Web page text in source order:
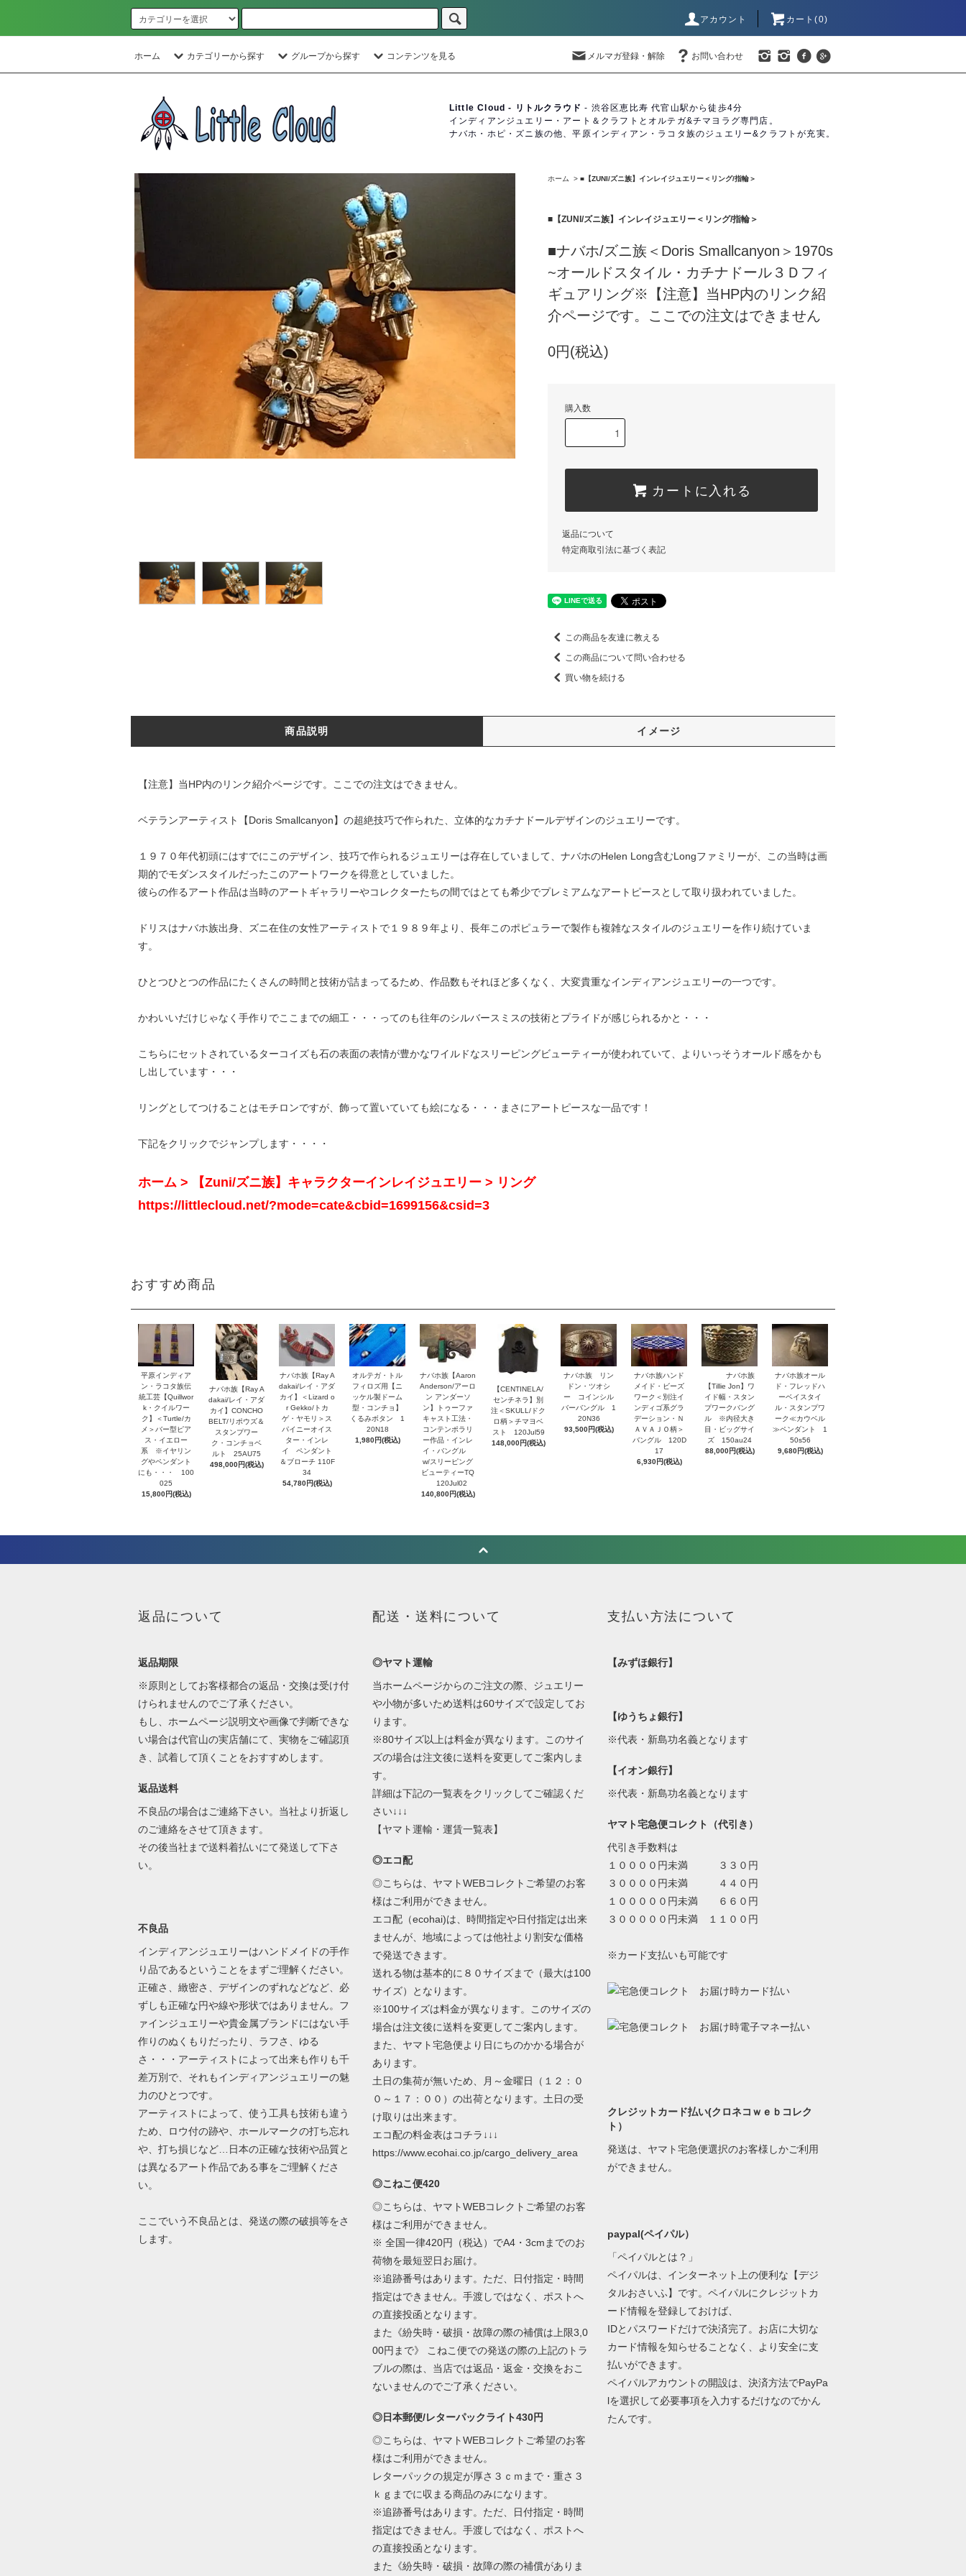
アカウント カート(0)
ホーム カテゴリーから探す グループから探す コンテンツを見る メルマガ登録・解除 お問い合わせ
Little Cloud - リトルクラウド - 渋谷区恵比寿 代官山駅から徒歩4分
インディアンジュエリー・アート＆クラフトとオルテガ&チマヨラグ専門店。
ナバホ・ホピ・ズニ族の他、平原インディアン・ラコタ族のジュエリー&クラフトが充実。
ホーム > ■【ZUNI/ズニ族】インレイジュエリー＜リング/指輪＞
■【ZUNI/ズニ族】インレイジュエリー＜リング/指輪＞
■ナバホ/ズニ族＜Doris Smallcanyon＞1970s
~オールドスタイル・カチナドール３Ｄフィ
ギュアリング※【注意】当HP内のリンク紹
介ページです。ここでの注文はできません
0円(税込)
購入数
カートに入れる
返品について
特定商取引法に基づく表記
この商品を友達に教える
この商品について問い合わせる
買い物を続ける
商品説明 イメージ
【注意】当HP内のリンク紹介ページです。ここでの注文はできません。
ベテランアーティスト【Doris Smallcanyon】の超絶技巧で作られた、立体的なカチナドールデザインのジュエリーです。
１９７０年代初頭にはすでにこのデザイン、技巧で作られるジュエリーは存在していまして、ナバホのHelen Long含むLongファミリーが、この当時は画
期的でモダンスタイルだったこのアートワークを得意としていました。
彼らの作るアート作品は当時のアートギャラリーやコレクターたちの間ではとても希少でプレミアムなアートピースとして取り扱われていました。
ドリスはナバホ族出身、ズニ在住の女性アーティストで１９８９年より、長年このポピュラーで製作も複雑なスタイルのジュエリーを作り続けていま
す。
ひとつひとつの作品にたくさんの時間と技術が詰まってるため、作品数もそれほど多くなく、大変貴重なインディアンジュエリーの一つです。
かわいいだけじゃなく手作りでここまでの細工・・・ってのも往年のシルバースミスの技術とプライドが感じられるかと・・・
こちらにセットされているターコイズも石の表面の表情が豊かなワイルドなスリーピングビューティーが使われていて、よりいっそうオールド感をかも
し出しています・・・
リングとしてつけることはモチロンですが、飾って置いていても絵になる・・・まさにアートピースな一品です！
下記をクリックでジャンプします・・・・
ホーム > 【Zuni/ズニ族】キャラクターインレイジュエリー > リング
https://littlecloud.net/?mode=cate&cbid=1699156&csid=3
おすすめ商品
平原インディア
ン・ラコタ族伝
統工芸【Quillwor
k・クイルワー
ク】＜Turtle/カ
メ＞バー型ピア
ス・イエロー
系 ※イヤリン
グやペンダント
にも・・・ 100
025
15,800円(税込)
ナバホ族【Ray A
dakai/レイ・アダ
カイ】CONCHO
BELT/リポウズ＆
スタンプワー
ク・コンチョベ
ルト 25AU75
498,000円(税込)
ナバホ族【Ray A
dakai/レイ・アダ
カイ】＜Lizard o
r Gekko/トカ
ゲ・ヤモリ＞ス
パイニーオイス
ター・インレ
イ ペンダント
＆ブローチ 110F
34
54,780円(税込)
オルテガ・トル
フィロズ用【ニ
ッケル製ドーム
型・コンチョ】
くるみボタン 1
20N18
1,980円(税込)
ナバホ族【Aaron
Anderson/アーロ
ン アンダーソ
ン】トゥーファ
キャスト工法・
コンテンポラリ
ー作品・インレ
イ・バングル
w/スリーピング
ビューティーTQ
120Jul02
140,800円(税込)
【CENTINELA/
センチネラ】別
注＜SKULL/ドク
ロ柄＞チマヨベ
スト 120Jul59
148,000円(税込)
ナバホ族 リン
ドン・ツオシ
ー コインシル
バーバングル 1
20N36
93,500円(税込)
ナバホ族ハンド
メイド・ビーズ
ワーク＜別注イ
ンディゴ系グラ
デーション・Ｎ
ＡＶＡＪＯ柄＞
バングル 120D
17
6,930円(税込)
ナバホ族
【Tillie Jon】ワ
イド幅・スタン
プワークバング
ル ※内径大き
目・ビッグサイ
ズ 150au24
88,000円(税込)
ナバホ族オール
ド・フレッドハ
ーベイスタイ
ル・スタンプワ
ーク≪カウベル
≫ペンダント 1
50s56
9,680円(税込)
返品について
返品期限
※原則としてお客様都合の返品・交換は受け付
けられませんのでご了承ください。
もし、ホームページ説明文や画像で判断できな
い場合は代官山の実店舗にて、実物をご確認頂
き、試着して頂くことをおすすめします。
返品送料
不良品の場合はご連絡下さい。当社より折返し
のご連絡をさせて頂きます。
その後当社まで送料着払いにて発送して下さ
い。
不良品
インディアンジュエリーはハンドメイドの手作
り品であるということをまずご理解ください。
正確さ、緻密さ、デザインのずれなどなど、必
ずしも正確な円や線や形状ではありません。フ
ァインジュエリーや貴金属ブランドにはない手
作りのぬくもりだったり、ラフさ、ゆる
さ・・・アーティストによって出来も作りも千
差万別で、それもインディアンジュエリーの魅
力のひとつです。
アーティストによって、使う工具も技術も違う
ため、ロウ付の跡や、ホールマークの打ち忘れ
や、打ち損じなど…日本の正確な技術や品質と
は異なるアート作品である事をご理解くださ
い。
ここでいう不良品とは、発送の際の破損等をさ
します。
配送・送料について
◎ヤマト運輸
当ホームページからのご注文の際、ジュエリー
や小物が多いため送料は60サイズで設定してお
ります。
※80サイズ以上は料金が異なります。このサイ
ズの場合は注文後に送料を変更してご案内しま
す。
詳細は下記の一覧表をクリックしてご確認くだ
さい↓↓↓
【ヤマト運輸・運賃一覧表】
◎エコ配
◎こちらは、ヤマトWEBコレクトご希望のお客
様はご利用ができません。
エコ配（ecohai)は、時間指定や日付指定は出来
ませんが、地域によっては他社より割安な価格
で発送できます。
送れる物は基本的に８０サイズまで（最大は100
サイズ）となります。
※100サイズは料金が異なります。このサイズの
場合は注文後に送料を変更してご案内します。
また、ヤマト宅急便より日にちのかかる場合が
あります。
土日の集荷が無いため、月～金曜日（１２：０
０～１７：００）の出荷となります。土日の受
け取りは出来ます。
エコ配の料金表はコチラ↓↓↓
https://www.ecohai.co.jp/cargo_delivery_area
◎こねこ便420
◎こちらは、ヤマトWEBコレクトご希望のお客
様はご利用ができません。
※ 全国一律420円（税込）でA4・3cmまでのお
荷物を最短翌日お届け。
※追跡番号はあります。ただ、日付指定・時間
指定はできません。手渡しではなく、ポストへ
の直接投函となります。
また《紛失時・破損・故障の際の補償は上限3,0
00円まで》 こねこ便での発送の際の上記のトラ
ブルの際は、当店では返品・返金・交換をおこ
ないませんのでご了承ください。
◎日本郵便/レターパックライト430円
◎こちらは、ヤマトWEBコレクトご希望のお客
様はご利用ができません。
レターパックの規定が厚さ３ｃｍまで・重さ３
ｋｇまでに収まる商品のみになります。
※追跡番号はあります。ただ、日付指定・時間
指定はできません。手渡しではなく、ポストへ
の直接投函となります。
また《紛失時・破損・故障の際の補償がありま
支払い方法について
【みずほ銀行】
【ゆうちょ銀行】
※代表・新島功名義となります
【イオン銀行】
※代表・新島功名義となります
ヤマト宅急便コレクト（代引き）
代引き手数料は
１００００円未満 ３３０円
３００００円未満 ４４０円
１０００００円未満 ６６０円
３０００００円未満 １１００円
※カード支払いも可能です
クレジットカード払い(クロネコｗｅｂコレク
ト）
発送は、ヤマト宅急便選択のお客様しかご利用
ができません。
paypal(ペイパル）
「ペイパルとは？」
ペイパルは、インターネット上の便利な【デジ
タルおさいふ】です。ペイパルにクレジットカ
ード情報を登録しておけば、
IDとパスワードだけで決済完了。お店に大切な
カード情報を知らせることなく、より安全に支
払いができます。
ペイパルアカウントの開設は、決済方法でPayPa
lを選択して必要事項を入力するだけなのでかん
たんです。